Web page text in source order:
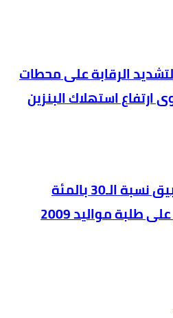
لتشديد الرقابة على محطات
استهلاك البنزين
#عطية يطالب بعدم تطبيق نسبة الـ30 بالمئة
طلبة مواليد 2009